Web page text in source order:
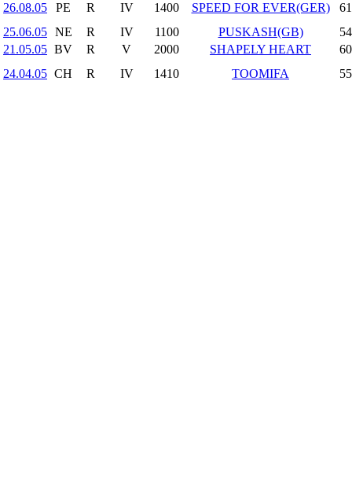
26.08.05
PE R IV 1400 SPEED FOR EVER(GER)
25.06.05 NE R IV 1100 PUSKASH(GB)
21.05.05 BV R V 2000 SHAPELY HEART
24.04.05 CH R IV 1410 TOOMIFA